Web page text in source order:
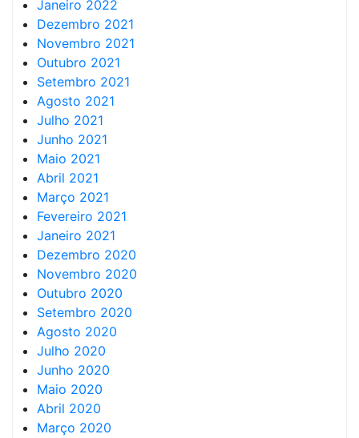
Janeiro 2022
Dezembro 2021
Novembro 2021
Outubro 2021
Setembro 2021
Agosto 2021
Julho 2021
Junho 2021
Maio 2021
Abril 2021
Março 2021
Fevereiro 2021
Janeiro 2021
Dezembro 2020
Novembro 2020
Outubro 2020
Setembro 2020
Agosto 2020
Julho 2020
Junho 2020
Maio 2020
Abril 2020
Março 2020